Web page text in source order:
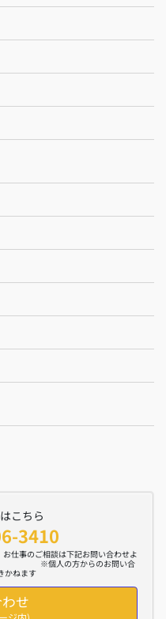
こちら
3410
仕事のご相談は下記お問い合わせよ
方からのお問い合
かねます
せ